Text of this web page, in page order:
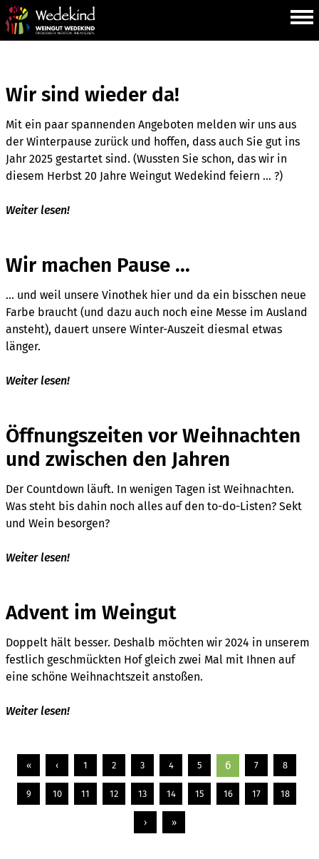
Wir sind wieder da!
Mit ein paar spannenden Angeboten melden wir uns aus
der Winterpause zurück und hoffen, dass auch Sie gut ins
Jahr 2025 gestartet sind. (Wussten Sie schon, das wir in
diesem Herbst 20 Jahre Weingut Wedekind feiern ... ?)
Weiter lesen!
Wir machen Pause ...
... und weil unsere Vinothek hier und da ein bisschen neue
Farbe braucht (und dazu auch noch eine Messe im Ausland
ansteht), dauert unsere Winter-Auszeit diesmal etwas
länger.
Weiter lesen!
Öffnungszeiten vor Weihnachten
und zwischen den Jahren
Der Countdown läuft. In wenigen Tagen ist Weihnachten.
Was steht bis dahin noch alles auf den to-do-Listen? Sekt
und Wein besorgen?
Weiter lesen!
Advent im Weingut
Doppelt hält besser. Deshalb möchten wir 2024 in unserem
festlich geschmückten Hof gleich zwei Mal mit Ihnen auf
eine schöne Weihnachtszeit anstoßen.
Weiter lesen!
« ‹ 1 2 3 4 5 6 7 8
9 10 11 12 13 14 15 16 17 18
› »